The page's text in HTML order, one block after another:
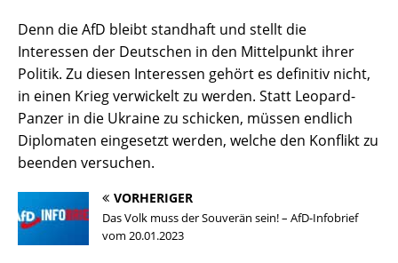
Denn die AfD bleibt standhaft und stellt die
Interessen der Deutschen in den Mittelpunkt ihrer
Politik. Zu diesen Interessen gehört es definitiv nicht,
in einen Krieg verwickelt zu werden. Statt Leopard-
Panzer in die Ukraine zu schicken, müssen endlich
Diplomaten eingesetzt werden, welche den Konflikt zu
beenden versuchen.
VORHERIGER
Das Volk muss der Souverän sein! – AfD-Infobrief
vom 20.01.2023